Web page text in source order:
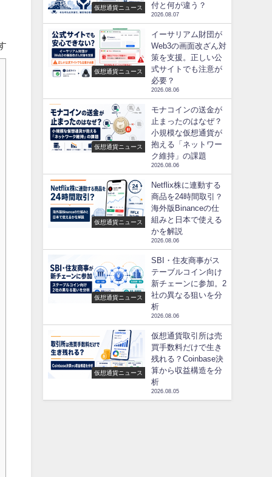
仮想通貨ニュース
付と何が違う？
2026.08.07
仮想通貨ニュース
イーサリアム財団が
Web3の画面改ざん対
策を支援。正しい公
式サイトでも注意が
必要？
2026.08.06
仮想通貨ニュース
モナコインの送金が
止まったのはなぜ？
小規模な仮想通貨が
抱える「ネットワー
ク維持」の課題
2026.08.06
仮想通貨ニュース
Netflix株に連動する
商品を24時間取引？
海外版Binanceの仕
組みと日本で使える
かを解説
2026.08.06
仮想通貨ニュース
SBI・住友商事がス
テーブルコイン向け
新チェーンに参加。2
社の異なる狙いを分
析
2026.08.06
仮想通貨ニュース
仮想通貨取引所は売
買手数料だけで生き
残れる？Coinbase決
算から収益構造を分
析
2026.08.05